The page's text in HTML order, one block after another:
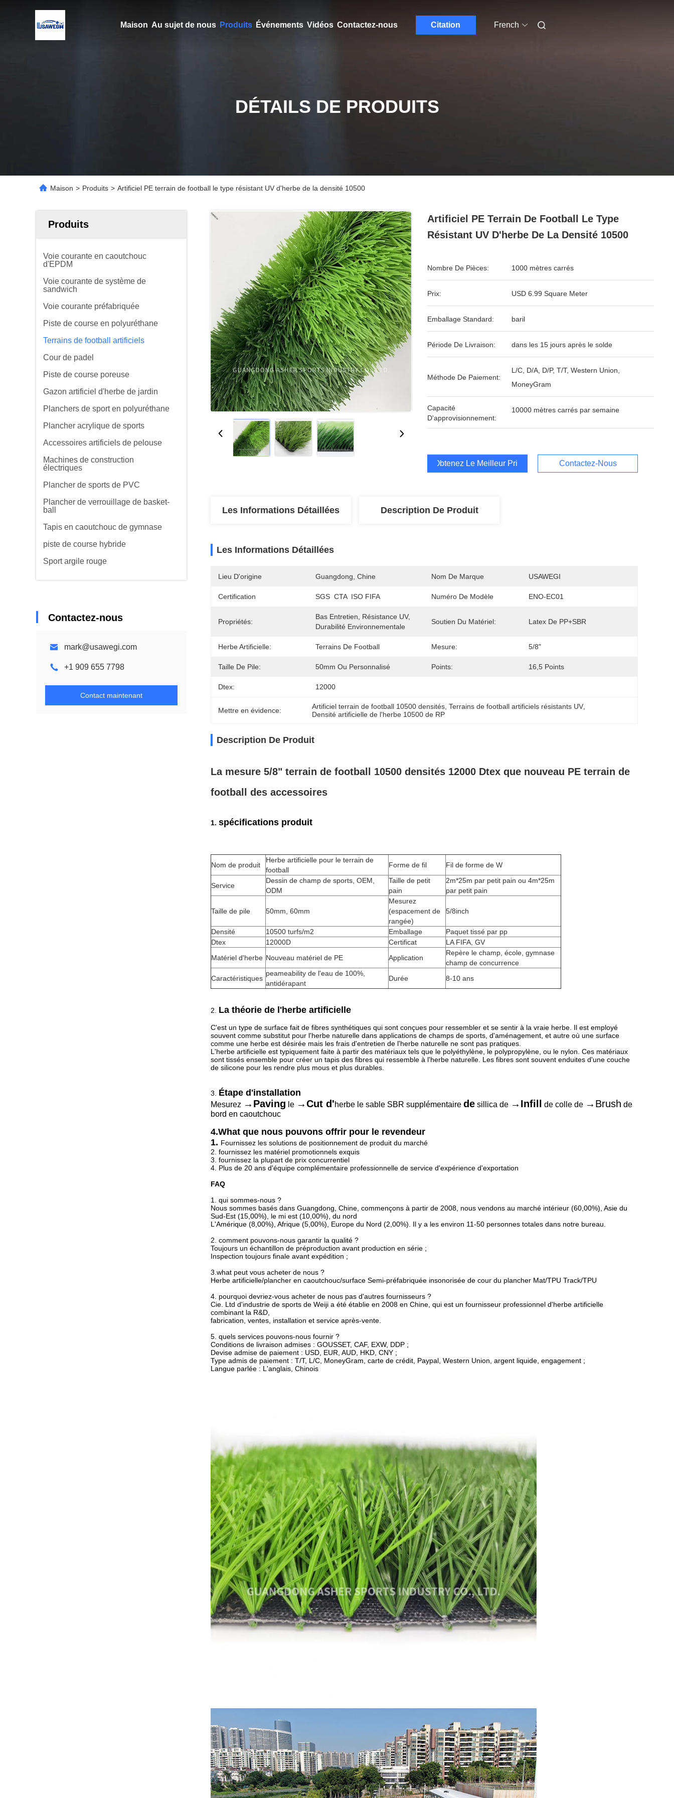
Maison Au sujet de nous Produits Événements Vidéos Contactez-nous Citation French
DÉTAILS DE PRODUITS
Maison > Produits > Artificiel PE terrain de football le type résistant UV d'herbe de la densité 10500
Produits
Voie courante en caoutchouc
d'EPDM
Voie courante de système de
sandwich
Voie courante préfabriquée
Piste de course en polyuréthane
Terrains de football artificiels
Cour de padel
Piste de course poreuse
Gazon artificiel d'herbe de jardin
Planchers de sport en polyuréthane
Plancher acrylique de sports
Accessoires artificiels de pelouse
Machines de construction
électriques
Plancher de sports de PVC
Plancher de verrouillage de basket-
ball
Tapis en caoutchouc de gymnase
piste de course hybride
Sport argile rouge
Contactez-nous
mark@usawegi.com
+1 909 655 7798
Contact maintenant
Artificiel PE Terrain De Football Le Type
Résistant UV D'herbe De La Densité 10500
Nombre De Pièces: 1000 mètres carrés
Prix: USD 6.99 Square Meter
Emballage Standard: baril
Période De Livraison: dans les 15 jours après le solde
Méthode De Paiement:
L/C, D/A, D/P, T/T, Western Union,
MoneyGram
Capacité
D'approvisionnement:
10000 mètres carrés par semaine
Obtenez Le Meilleur Prix Contactez-Nous
Les Informations Détaillées Description De Produit
Les Informations Détaillées
Lieu D'origine Guangdong, Chine Nom De Marque USAWEGI
Certification SGS  CTA  ISO FIFA Numéro De Modèle ENO-EC01
Propriétés:
Bas Entretien, Résistance UV,
Durabilité Environnementale
Soutien Du Matériel: Latex De PP+SBR
Herbe Artificielle: Terrains De Football Mesure: 5/8"
Taille De Pile: 50mm Ou Personnalisé Points: 16,5 Points
Dtex: 12000
Mettre en évidence: Artificiel terrain de football 10500 densités , Terrains de football artificiels résistants UV
Densité artificielle de l'herbe 10500 de RP
Description De Produit
La mesure 5/8" terrain de football 10500 densités 12000 Dtex que nouveau PE terrain de
football des accessoires
1. spécifications produit
Nom de produit
Herbe artificielle pour le terrain de
football
Forme de fil Fil de forme de W
Service
Dessin de champ de sports, OEM,
ODM
Taille de petit
pain
2m*25m par petit pain ou 4m*25m
par petit pain
Taille de pile 50mm, 60mm
Mesurez
(espacement de
rangée)
5/8inch
Densité 10500 turfs/m2 Emballage
Paquet tissé par pp
Dtex
12000D Certificat
LA FIFA, GV
Matériel d'herbe Nouveau matériel de PE Application
Repère le champ, école, gymnase
champ de concurrence
Caractéristiques
peameability de l'eau de 100%,
antidérapant
Durée 8-10 ans
2. La théorie de l'herbe artificielle
C'est un type de surface fait de fibres synthétiques qui sont conçues pour ressembler et se sentir à la vraie herbe. Il est employé
souvent comme substitut pour l'herbe naturelle dans applications de champs de sports, d'aménagement, et autre où une surface
comme une herbe est désirée mais les frais d'entretien de l'herbe naturelle ne sont pas pratiques.
L'herbe artificielle est typiquement faite à partir des matériaux tels que le polyéthylène, le polypropylène, ou le nylon. Ces matériaux
sont tissés ensemble pour créer un tapis des fibres qui ressemble à l'herbe naturelle. Les fibres sont souvent enduites d'une couche
de silicone pour les rendre plus mous et plus durables.
3. Étape d'installation
Mesurez →Paving le →Cut d'herbe le sable SBR supplémentaire de sillica de →Infill de colle de →Brush de
bord en caoutchouc
4.What que nous pouvons offrir pour le revendeur
1. Fournissez les solutions de positionnement de produit du marché
2. fournissez les matériel promotionnels exquis
3. fournissez la plupart de prix concurrentiel
4. Plus de 20 ans d'équipe complémentaire professionnelle de service d'expérience d'exportation
FAQ
1. qui sommes-nous ?
Nous sommes basés dans Guangdong, Chine, commençons à partir de 2008, nous vendons au marché intérieur (60,00%), Asie du
Sud-Est (15,00%), le mi est (10,00%), du nord
L'Amérique (8,00%), Afrique (5,00%), Europe du Nord (2,00%). Il y a les environ 11-50 personnes totales dans notre bureau.
2. comment pouvons-nous garantir la qualité ?
Toujours un échantillon de préproduction avant production en série ;
Inspection toujours finale avant expédition ;
3.what peut vous acheter de nous ?
Herbe artificielle/plancher en caoutchouc/surface Semi-préfabriquée insonorisée de cour du plancher Mat/TPU Track/TPU
4. pourquoi devriez-vous acheter de nous pas d'autres fournisseurs ?
Cie. Ltd d'industrie de sports de Weiji a été établie en 2008 en Chine, qui est un fournisseur professionnel d'herbe artificielle
combinant la R&D,
fabrication, ventes, installation et service après-vente.
5. quels services pouvons-nous fournir ?
Conditions de livraison admises : GOUSSET, CAF, EXW, DDP ;
Devise admise de paiement : USD, EUR, AUD, HKD, CNY ;
Type admis de paiement : T/T, L/C, MoneyGram, carte de crédit, Paypal, Western Union, argent liquide, engagement ;
Langue parlée : L'anglais, Chinois